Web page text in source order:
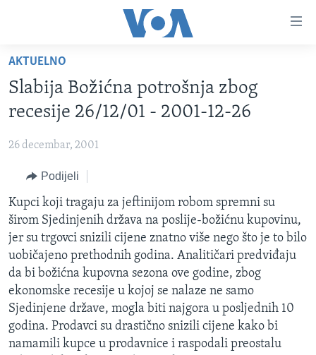
glavni
sadržaj
na
glavnu
pretragu
TV PROGRAM
FOTOGRAFIJE DANA
VIJESTI
SJEDINJENE AMERIČKE DRŽAVE
BOSNA I HERCEGOVINA
SVIJET
NAUKA I TEHNOLOGIJA
SPECIJALNI PROJEKTI
KORUPCIJA
SLOBODA MEDIJA
ŽENSKA STRANA
IZBJEGLIČKA STRANA
MAGAZIN
AKTUELNO
Slabija Božićna potrošnja zbog
recesije 26/12/01 - 2001-12-26
26 decembar, 2001
Podijeli
Kupci koji tragaju za jeftinijom robom spremni su
širom Sjedinjenih država na poslije-božićnu kupovinu,
jer su trgovci snizili cijene znatno više nego što je to bilo
uobičajeno prethodnih godina. Analitičari predviđaju
da bi božićna kupovna sezona ove godine, zbog
ekonomske recesije u kojoj se nalaze ne samo
Sjedinjene države, mogla biti najgora u posljednih 10
godina. Prodavci su drastično snizili cijene kako bi
namamili kupce u prodavnice i raspodali preostalu